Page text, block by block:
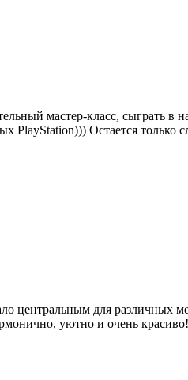
мастер-класс, сыграть в
PlayStation))) Остается только
центральным для различных
уютно и очень